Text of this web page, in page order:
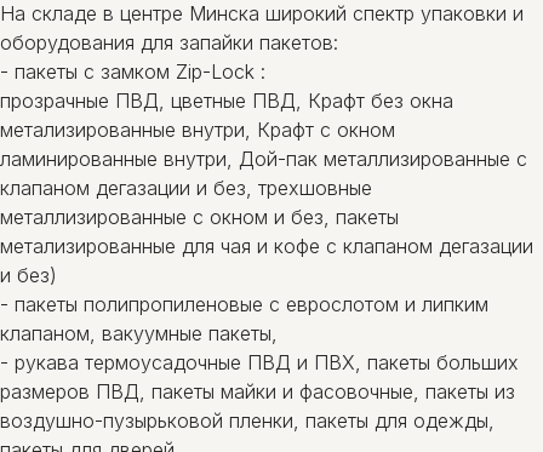
На складе в центре Минска широкий спектр упаковки и
оборудования для запайки пакетов:
- пакеты c замком Zip-Lock :
прозрачные ПВД, цветные ПВД, Крафт без окна
метализированные внутри, Крафт с окном
ламинированные внутри, Дой-пак металлизированные с
клапаном дегазации и без, трехшовные
металлизированные с окном и без, пакеты
метализированные для чая и кофе с клапаном дегазации
и без)
- пакеты полипропиленовые с еврослотом и липким
клапаном, вакуумные пакеты,
- рукава термоусадочные ПВД и ПВХ, пакеты больших
размеров ПВД, пакеты майки и фасовочные, пакеты из
воздушно-пузырьковой пленки, пакеты для одежды,